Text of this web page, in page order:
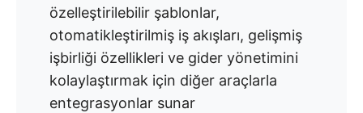
özelleştirilebilir şablonlar,
otomatikleştirilmiş iş akışları, gelişmiş
işbirliği özellikleri ve gider yönetimini
kolaylaştırmak için diğer araçlarla
entegrasyonlar sunar